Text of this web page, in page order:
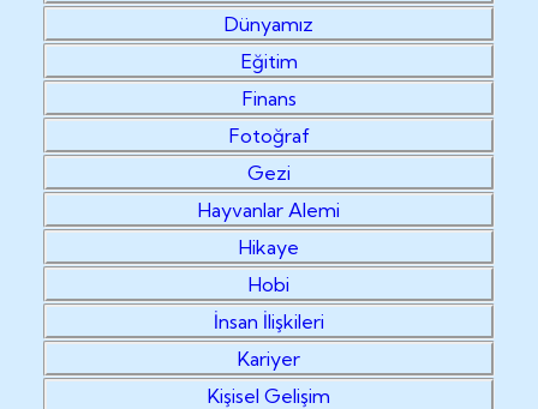
Dünyamız
Eğitim
Finans
Fotoğraf
Gezi
Hayvanlar Alemi
Hikaye
Hobi
İnsan İlişkileri
Kariyer
Kişisel Gelişim